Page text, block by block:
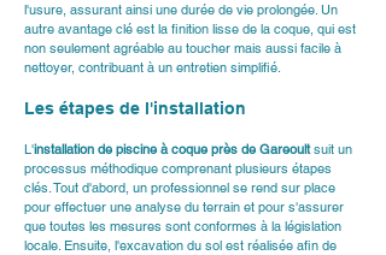
l'usure, assurant ainsi une durée de vie prolongée. Un
autre avantage clé est la finition lisse de la coque, qui est
non seulement agréable au toucher mais aussi facile à
nettoyer, contribuant à un entretien simplifié.
Les étapes de l'installation
L'installation de piscine à coque près de Gareoult suit un
processus méthodique comprenant plusieurs étapes
clés. Tout d'abord, un professionnel se rend sur place
pour effectuer une analyse du terrain et pour s'assurer
que toutes les mesures sont conformes à la législation
locale. Ensuite, l'excavation du sol est réalisée afin de